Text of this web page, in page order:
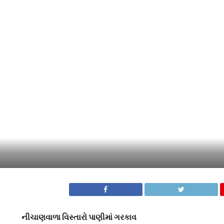
નીચાણવાળા વિસ્તારો પાણીમાં ગરકાવ